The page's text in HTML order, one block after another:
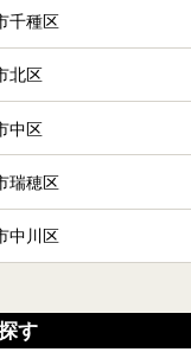
千種区
北区
中区
瑞穂区
中川区
す